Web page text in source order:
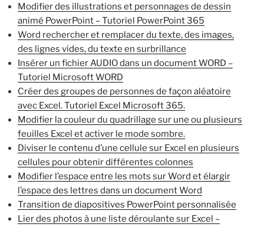
Modifier des illustrations et personnages de dessin
animé PowerPoint – Tutoriel PowerPoint 365
Word rechercher et remplacer du texte, des images,
des lignes vides, du texte en surbrillance
Insérer un fichier AUDIO dans un document WORD –
Tutoriel Microsoft WORD
Créer des groupes de personnes de façon aléatoire
avec Excel. Tutoriel Excel Microsoft 365.
Modifier la couleur du quadrillage sur une ou plusieurs
feuilles Excel et activer le mode sombre.
Diviser le contenu d’une cellule sur Excel en plusieurs
cellules pour obtenir différentes colonnes
Modifier l’espace entre les mots sur Word et élargir
l’espace des lettres dans un document Word
Transition de diapositives PowerPoint personnalisée
Lier des photos à une liste déroulante sur Excel –